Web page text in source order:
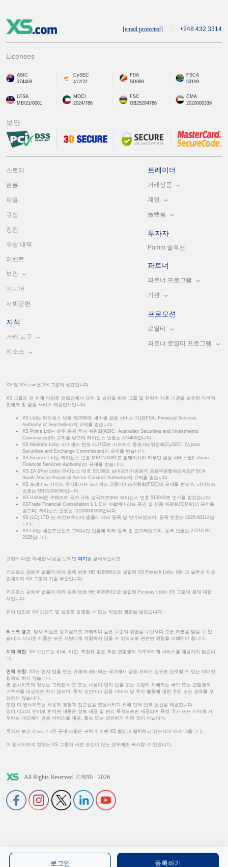
[email protected] +248 432 3314
Licenses
ASIC
374409
CySEC
412/22
FSA
SD089
FSCA
53199
LFSA
MB/21/0081
MOCI
2024/786
FSC
GB25204786
CMA
2020000339
보안
스토리
법률
채용
규정
장점
수상 내역
이벤트
보안
미디어
사회공헌
지식
거래 도구
리소스
트레이더
거래상품
계정
플랫폼
투자자
Pamm 솔루션
파트너
파트너 프로그램
기관
프로모션
로열티
파트너 로열티 프로그램
XS 및 XS.com은 XS 그룹의 상표입니다.
XS 그룹은 전 세계 다양한 관할권에서 규제 및 승인을 받은 그룹 및 전략적 제휴 기관을 보유한 다국적
핀테크 및 금융 서비스 제공업체입니다.
XS Ltd는 라이센스 번호 SD089로 세이셸 금융 서비스 기관(FSA: Financial Services
Authority of Seychelles)의 규제를 받습니다.
XS Prime Ltd는 호주 증권 투자 위원회(ASIC: Australian Securities and Investments
Commission)의 규제를 받으며 라이센스 번호는 374409입니다.
XS Markets Ltd는 라이센스 번호 412/22로 키프로스 증권거래위원회(CySEC: Cyprus
Securities and Exchange Commission)의 규제를 받습니다.
XS Finance Ltd는 라이선스 번호 MB/21/0081로 말레이시아 라부안 금융 서비스청(Labuan
Financial Services Authority)의 규제를 받습니다.
XS ZA (Pty) Ltd는 라이선스 번호 53199로 남아프리카공화국 금융부문행위감독청(FSCA:
South African Financial Sector Conduct Authority)의 규제를 받습니다.
XS 트레이드 서비스 주식회사는 모리셔스 금융서비스위원회(FSC)의 규제를 받으며, 라이선스
번호는 GB25204786입니다.
XS United은 쿠웨이트 국가 규제 당국으로부터 라이선스 번호 513918로 인가를 받았습니다.
XSTrade Financial Consultation L.L.C는 아랍에미리트 증권 및 상품 위원회('CMA')의 규제를
받으며, 라이선스 번호는 20200000339입니다.
XS (LC) LTD.는 세인트루시아 법률에 따라 등록 및 인가되었으며, 등록 번호는 2025-00114입
니다.
XS Ltd는 세인트빈센트 그레나딘 법률에 따라 등록 및 인가되었으며, 등록 번호는 27216 BC
2025입니다.
규정에 대한 자세한 내용을 보려면 여기 를 클릭하십시오.
키프로스 공화국 법률에 따라 등록 번호 HE 426566으로 설립된 XS Fintech Ltd는 핀테크 솔루션 제공
업체이자 XS 그룹의 기술 부문입니다.
키프로스 공화국 법률에 따라 등록 번호 HE 433983으로 설립된 Ficupay Ltd는 XS 그룹의 결제 대행
사입니다.
위의 법인은 XS 브랜드 및 상표로 운영할 수 있는 적법한 권한을 받았습니다.
리스크 경고: 당사 제품은 증거금으로 거래되며 높은 수준의 위험을 수반하며 모든 자본을 잃을 수 있
습니다. 이러한 제품은 모든 사람에게 적합하지 않을 수 있으므로 관련된 위험을 이해해야 합니다.
지역 제한: XS 브랜드는 미국, 이란, 북한과 같은 특정 관할권의 거주자에게 서비스를 제공하지 않습니
다.
면책 조항: XS는 현지 법률 또는 규제에 위배되는 국가에서 금융 서비스 권유로 간주될 수 있는 어떠한
행위도 하지 않습니다.
본 웹사이트의 정보는 그러한 배포 또는 사용이 현지 법률 또는 규정에 위배되는 국가 또는 관할권의
거주자를 대상으로 하지 않으며, 투자 조언이나 금융 서비스 및 투자 활동에 대한 추천 또는 권유를 구
성하지 않습니다.
또한 이 웹사이트는 사용자 경험과 접근성을 향상시키기 위해 언어 번역 옵션을 제공합니다.
영어 이외의 언어로 번역된 내용은 정보 제공 및 편의 목적으로만 제공되며 특정 국가 또는 지역에 거
주하는 개인에게 금융 서비스를 제공, 홍보 또는 권유하기 위한 것이 아닙니다.
투자자 보상 제도에 대한 규제 조항은 귀하가 어떤 XS 법인과 협력하고 있는지에 따라 다릅니다.
이 웹사이트의 정보는 XS 그룹의 서면 승인이 있는 경우에만 복사할 수 있습니다.
All Rights Reserved. ©2010 - 2026
로그인 등록하기